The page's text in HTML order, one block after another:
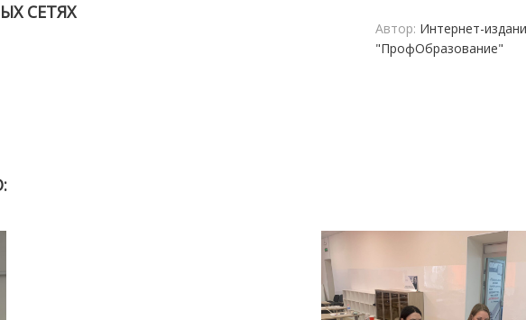
СЕТЯХ
Автор: Интернет-
"ПрофОбразование"